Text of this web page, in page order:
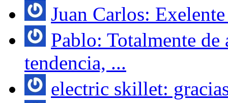
Juan Carlos:
Pablo: Totalmente
tendencia, ...
electric skillet: